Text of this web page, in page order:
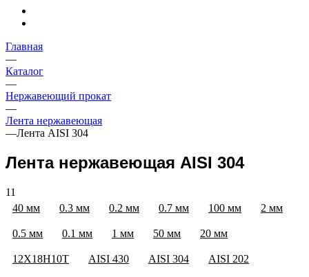
Главная
—
Каталог
—
Нержавеющий прокат
—
Лента нержавеющая
—Лента AISI 304
Лента нержавеющая AISI 304
11
40 мм
0.3 мм 0.2 мм 0.7 мм 100 мм 2 мм
0.5 мм 0.1 мм 1 мм 50 мм 20 мм
12Х18Н10Т AISI 430 AISI 304 AISI 202